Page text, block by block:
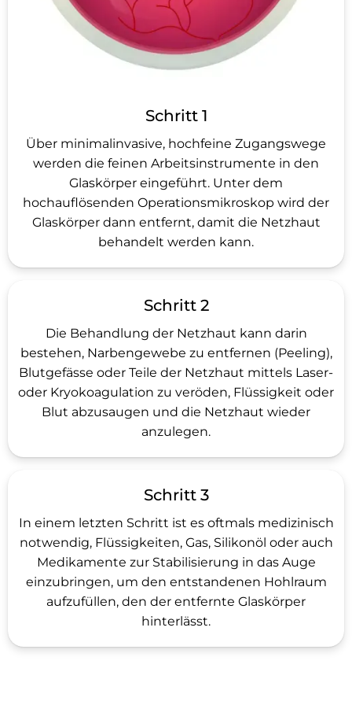
Schritt 1
Über minimalinvasive, hochfeine Zugangswege
werden die feinen Arbeitsinstrumente in den
Glaskörper eingeführt. Unter dem
hochauflösenden Operationsmikroskop wird der
Glaskörper dann entfernt, damit die Netzhaut
behandelt werden kann.
Schritt 2
Die Behandlung der Netzhaut kann darin
bestehen, Narbengewebe zu entfernen (Peeling),
Blutgefässe oder Teile der Netzhaut mittels Laser-
oder Kryokoagulation zu veröden, Flüssigkeit oder
Blut abzusaugen und die Netzhaut wieder
anzulegen.
Schritt 3
In einem letzten Schritt ist es oftmals medizinisch
notwendig, Flüssigkeiten, Gas, Silikonöl oder auch
Medikamente zur Stabilisierung in das Auge
einzubringen, um den entstandenen Hohlraum
aufzufüllen, den der entfernte Glaskörper
hinterlässt.